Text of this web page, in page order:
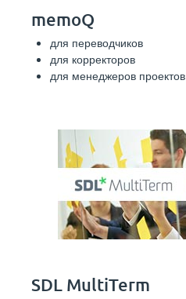
memoQ
для переводчиков
для корректоров
для менеджеров проектов
SDL MultiTerm